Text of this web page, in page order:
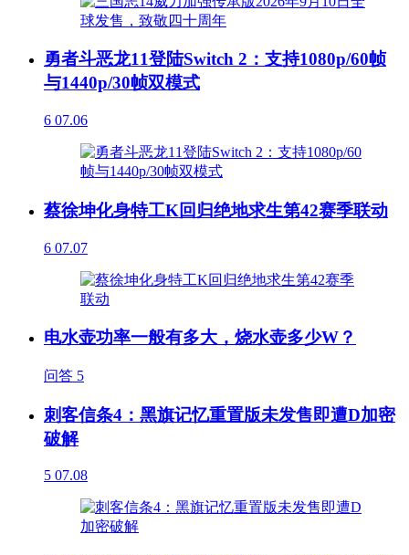
勇者斗恶龙11登陆Switch 2：支持1080p/60帧
与1440p/30帧双模式
6 07.06
蔡徐坤化身特工K回归绝地求生第42赛季联动
6 07.07
电水壶功率一般有多大，烧水壶多少W？
问答 5
刺客信条4：黑旗记忆重置版未发售即遭D加密
破解
5 07.08